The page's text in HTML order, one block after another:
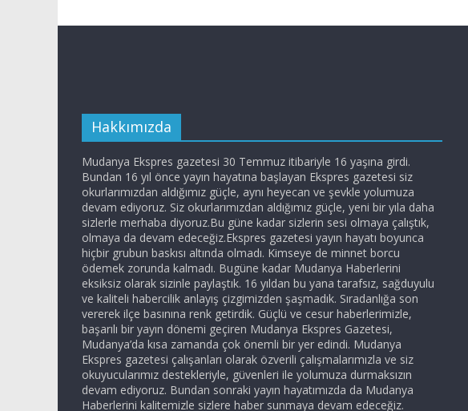
Hakkımızda
Mudanya Ekspres gazetesi 30 Temmuz itibariyle 16 yaşına girdi.
Bundan 16 yıl önce yayın hayatına başlayan Ekspres gazetesi siz
okurlarımızdan aldığımız güçle, aynı heyecan ve şevkle yolumuza
devam ediyoruz. Siz okurlarımızdan aldığımız güçle, yeni bir yıla daha
sizlerle merhaba diyoruz.Bu güne kadar sizlerin sesi olmaya çalıştık,
olmaya da devam edeceğiz.Ekspres gazetesi yayın hayatı boyunca
hiçbir grubun baskısı altında olmadı. Kimseye de minnet borcu
ödemek zorunda kalmadı. Bugüne kadar Mudanya Haberlerini
eksiksiz olarak sizinle paylaştık. 16 yıldan bu yana tarafsız, sağduyulu
ve kaliteli habercilik anlayış çizgimizden şaşmadık. Sıradanlığa son
vererek ilçe basınına renk getirdik. Güçlü ve cesur haberlerimizle,
başarılı bir yayın dönemi geçiren Mudanya Ekspres Gazetesi,
Mudanya’da kısa zamanda çok önemli bir yer edindi. Mudanya
Ekspres gazetesi çalışanları olarak özverili çalışmalarımızla ve siz
okuyucularımız destekleriyle, güvenleri ile yolumuza durmaksızın
devam ediyoruz. Bundan sonraki yayın hayatımızda da Mudanya
Haberlerini kalitemizle sizlere haber sunmaya devam edeceğiz.